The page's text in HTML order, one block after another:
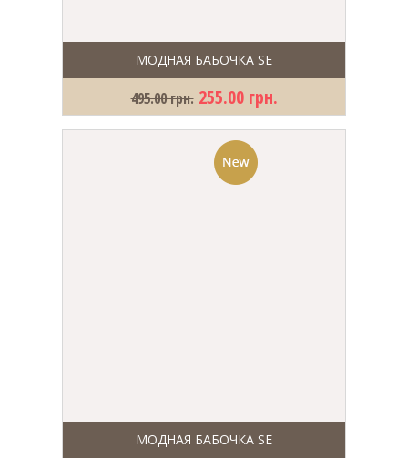
МОДНАЯ БАБОЧКА SE
495.00 грн. 255.00 грн.
МОДНАЯ БАБОЧКА SE